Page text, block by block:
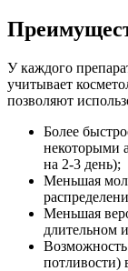
У каждого
учитывает
позволяют
Более
некоторыми
на 2-3 день);
Меньшая
Меньшая
длительном
потливости)